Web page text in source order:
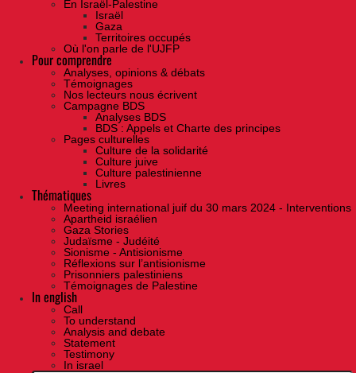
En Israël-Palestine
Israël
Gaza
Territoires occupés
Où l'on parle de l'UJFP
Pour comprendre
Analyses, opinions & débats
Témoignages
Nos lecteurs nous écrivent
Campagne BDS
Analyses BDS
BDS : Appels et Charte des principes
Pages culturelles
Culture de la solidarité
Culture juive
Culture palestinienne
Livres
Thématiques
Meeting international juif du 30 mars 2024 - Interventions
Apartheid israélien
Gaza Stories
Judaïsme - Judéité
Sionisme - Antisionisme
Réflexions sur l’antisionisme
Prisonniers palestiniens
Témoignages de Palestine
In english
Call
To understand
Analysis and debate
Statement
Testimony
In israel